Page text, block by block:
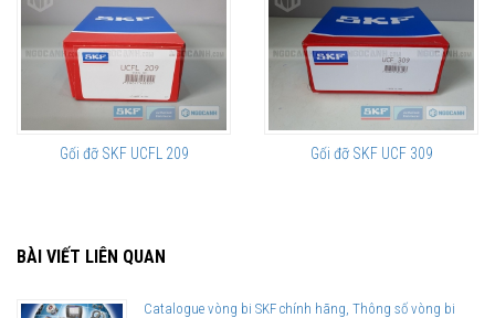
Gối đỡ SKF UCFL 209 Gối đỡ SKF UCF 309
BÀI VIẾT LIÊN QUAN
Catalogue vòng bi SKF chính hãng, Thông số vòng bi